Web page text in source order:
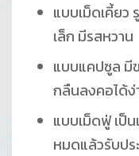
แบบเม็ดเคี้ยว
เล็ก มีรสหวาน
แบบแคปซูล มี
กลืนลงคอได้ง่
แบบเม็ดฟู่ เป็
หมดแล้วรับปร